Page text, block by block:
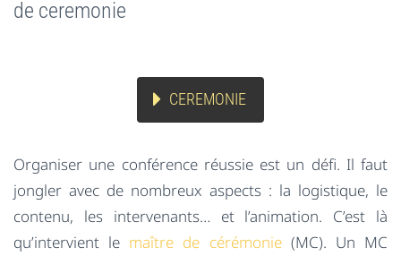
de ceremonie
CEREMONIE
Organiser une conférence réussie est un défi. Il faut
jongler avec de nombreux aspects : la logistique, le
contenu, les intervenants… et l’animation. C’est là
qu’intervient le maître de cérémonie(MC). Un MC